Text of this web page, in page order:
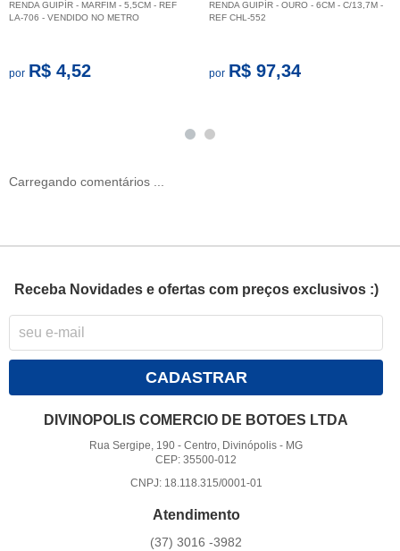
RENDA GUIPÍR - MARFIM - 5,5CM - REF
LA-706 - VENDIDO NO METRO
por R$ 4,52
RENDA GUIPÍR - OURO - 6CM - C/13,7M -
REF CHL-552
por R$ 97,34
Carregando comentários ...
Receba Novidades e ofertas com preços exclusivos :)
CADASTRAR
DIVINOPOLIS COMERCIO DE BOTOES LTDA
Rua Sergipe, 190 -Centro, Divinópolis - MG
CEP: 35500-012
CNPJ: 18.118.315/0001-01
Atendimento
(37) 3016 -3982